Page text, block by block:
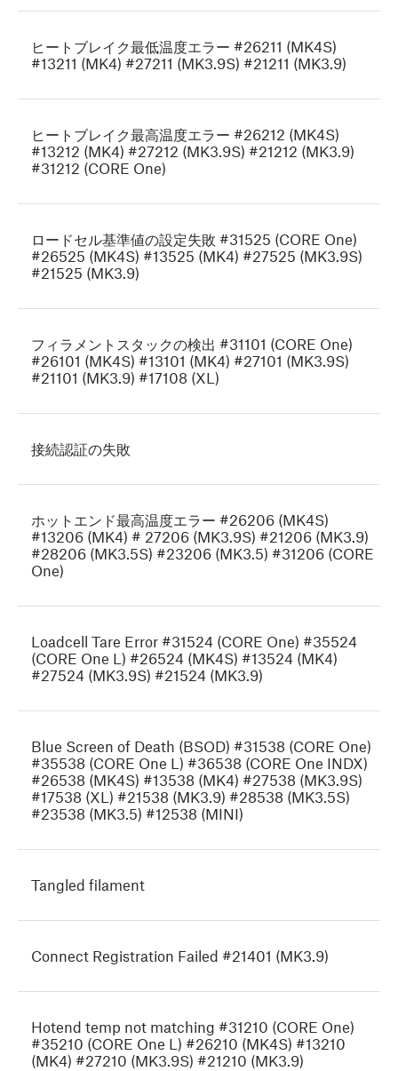
ヒートブレイク最低温度エラー #26211 (MK4S)
#13211 (MK4) #27211 (MK3.9S) #21211 (MK3.9)
ヒートブレイク最高温度エラー #26212 (MK4S)
#13212 (MK4) #27212 (MK3.9S) #21212 (MK3.9)
#31212 (CORE One)
ロードセル基準値の設定失敗 #31525 (CORE One)
#26525 (MK4S) #13525 (MK4) #27525 (MK3.9S)
#21525 (MK3.9)
フィラメントスタックの検出 #31101 (CORE One)
#26101 (MK4S) #13101 (MK4) #27101 (MK3.9S)
#21101 (MK3.9) #17108 (XL)
接続認証の失敗
ホットエンド最高温度エラー #26206 (MK4S)
#13206 (MK4) # 27206 (MK3.9S) #21206 (MK3.9)
#28206 (MK3.5S) #23206 (MK3.5) #31206 (CORE
One)
Loadcell Tare Error #31524 (CORE One) #35524
(CORE One L) #26524 (MK4S) #13524 (MK4)
#27524 (MK3.9S) #21524 (MK3.9)
Blue Screen of Death (BSOD) #31538 (CORE One)
#35538 (CORE One L) #36538 (CORE One INDX)
#26538 (MK4S) #13538 (MK4) #27538 (MK3.9S)
#17538 (XL) #21538 (MK3.9) #28538 (MK3.5S)
#23538 (MK3.5) #12538 (MINI)
Tangled filament
Connect Registration Failed #21401 (MK3.9)
Hotend temp not matching #31210 (CORE One)
#35210 (CORE One L) #26210 (MK4S) #13210
(MK4) #27210 (MK3.9S) #21210 (MK3.9)